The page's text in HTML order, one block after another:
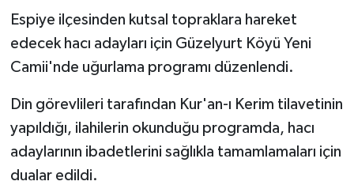
Espiye ilçesinden kutsal topraklara hareket
edecek hacı adayları için Güzelyurt Köyü Yeni
Camii'nde uğurlama programı düzenlendi.
Din görevlileri tarafından Kur'an-ı Kerim tilavetinin
yapıldığı, ilahilerin okunduğu programda, hacı
adaylarının ibadetlerini sağlıkla tamamlamaları için
dualar edildi.
Van Müftülüğü
Yozgat Müftülüğü
Zonguldak Müftülüğü